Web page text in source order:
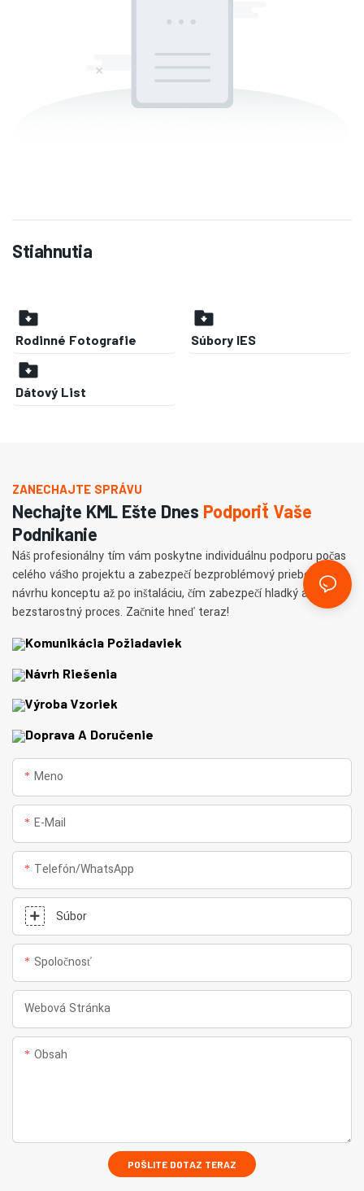
Stiahnutia
Rodinné Fotografie Súbory IES
Dátový List
ZANECHAJTE SPRÁVU
Nechajte KML Ešte Dnes Podporiť Vaše
Podnikanie
Náš profesionálny tím vám poskytne individuálnu podporu počas
celého vášho projektu a zabezpečí bezproblémový priebeh od
návrhu konceptu až po inštaláciu, čím zabezpečí hladký a
bezstarostný proces. Začnite hneď teraz!
Komunikácia Požiadaviek
Návrh Riešenia
Výroba Vzoriek
Doprava A Doručenie
Meno
E-Mail
Telefón/whatsApp
Súbor
Spoločnosť
Webová Stránka
Obsah
POŠLITE DOTAZ TERAZ